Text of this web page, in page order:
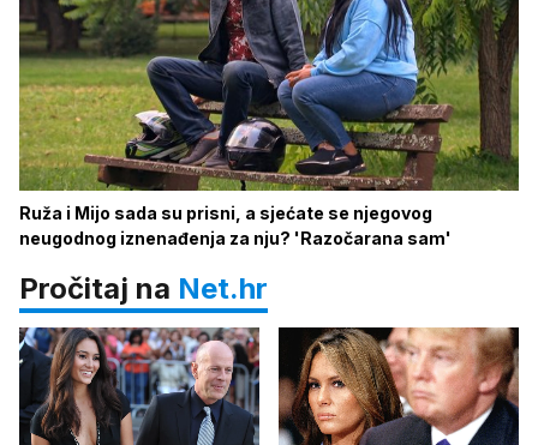
Ruža i Mijo sada su prisni, a sjećate se njegovog
neugodnog iznenađenja za nju? 'Razočarana sam'
Pročitaj na Net.hr